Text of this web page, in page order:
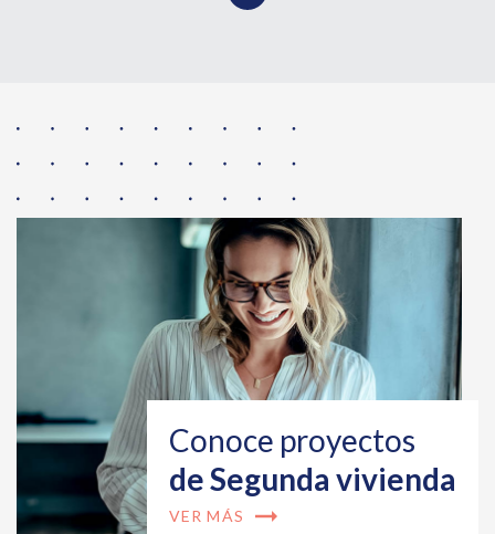
Conoce proyectos
de Segunda vivienda
VER MÁS arrow_right_alt